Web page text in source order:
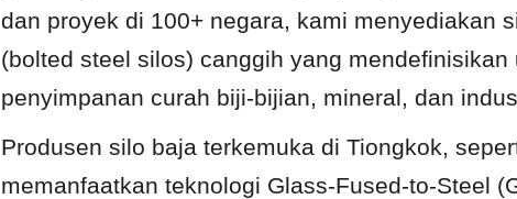
dan proyek di 100+ negara, kami menyediakan
(bolted steel silos) canggih yang mendefinisikan
penyimpanan curah biji-bijian, mineral, dan
Produsen silo baja terkemuka di Tiongkok,
memanfaatkan teknologi Glass-Fused-to-Steel